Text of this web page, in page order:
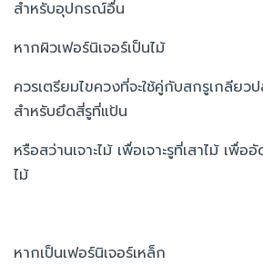
สำหรับอุปกรณ์อื่น
หากผิวเฟอร์นิเจอร์เป็นไม้
ควรเตรียมไขควงที่จะใช้คู่กับสกรูเกลียว
สำหรับยึดสี่รูที่แป้น
หรือสว่านเจาะไม้ เพื่อเจาะรูที่เสาไม้ เ
ไม้
หากเป็นเฟอร์นิเจอร์เหล็ก